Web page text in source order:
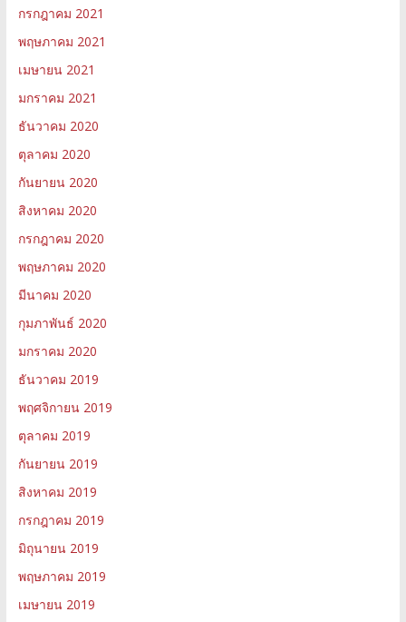
กรกฎาคม 2021
พฤษภาคม 2021
เมษายน 2021
มกราคม 2021
ธันวาคม 2020
ตุลาคม 2020
กันยายน 2020
สิงหาคม 2020
กรกฎาคม 2020
พฤษภาคม 2020
มีนาคม 2020
กุมภาพันธ์ 2020
มกราคม 2020
ธันวาคม 2019
พฤศจิกายน 2019
ตุลาคม 2019
กันยายน 2019
สิงหาคม 2019
กรกฎาคม 2019
มิถุนายน 2019
พฤษภาคม 2019
เมษายน 2019